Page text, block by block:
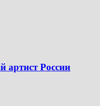
артист России